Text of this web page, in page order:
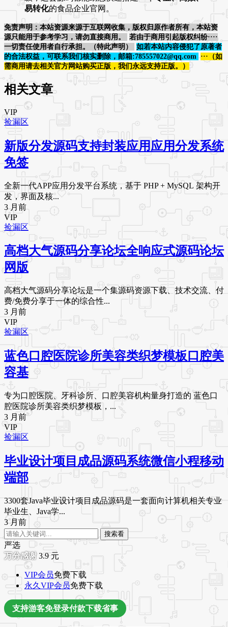
易转化的食品企业官网。
免责声明：本站资源来源于互联网收集，版权归原作者所有，本站资
源只能用于参考学习，请勿直接商用。
若由于商用引起版权纠纷····
一切责任使用者自行承担。（特此声明）
如若本站内容侵犯了原著者
的合法权益，可联系我们核实删除，邮箱:785557022@qq.com
···（如
需商用请去相关官方网站购买正版，我们永远支持正版。）
相关文章
VIP
捡漏区
新版分发源码支持封装应用应用分发系统
免签
全新一代APP应用分发平台系统，基于 PHP + MySQL 架构开
发，界面及核...
3 月前
VIP
捡漏区
高档大气源码分享论坛全响应式源码论坛
网版
高档大气源码分享论坛是一个集源码资源下载、技术交流、付
费/免费分享于一体的综合性...
3 月前
VIP
捡漏区
蓝色口腔医院诊所美容类织梦模板口腔美
容基
专为口腔医院、牙科诊所、口腔美容机构量身打造的 蓝色口
腔医院诊所美容类织梦模板，...
3 月前
VIP
捡漏区
毕业设计项目成品源码系统微信小程移动
端部
3300套Java毕业设计项目成品源码是一套面向计算机相关专业
毕业生、Java学...
3 月前
搜索看
严选
3.9元
VIP会员免费下载
永久VIP会员免费下载
支持游客免登录付款下载省事